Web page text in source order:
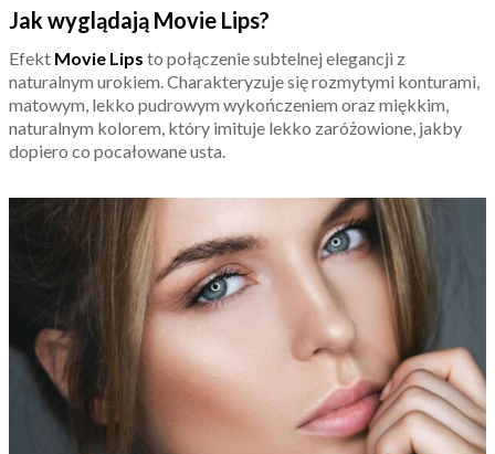
Jak wyglądają Movie Lips?
Efekt Movie Lips to połączenie subtelnej elegancji z
naturalnym urokiem. Charakteryzuje się rozmytymi konturami,
matowym, lekko pudrowym wykończeniem oraz miękkim,
naturalnym kolorem, który imituje lekko zaróżowione, jakby
dopiero co pocałowane usta.